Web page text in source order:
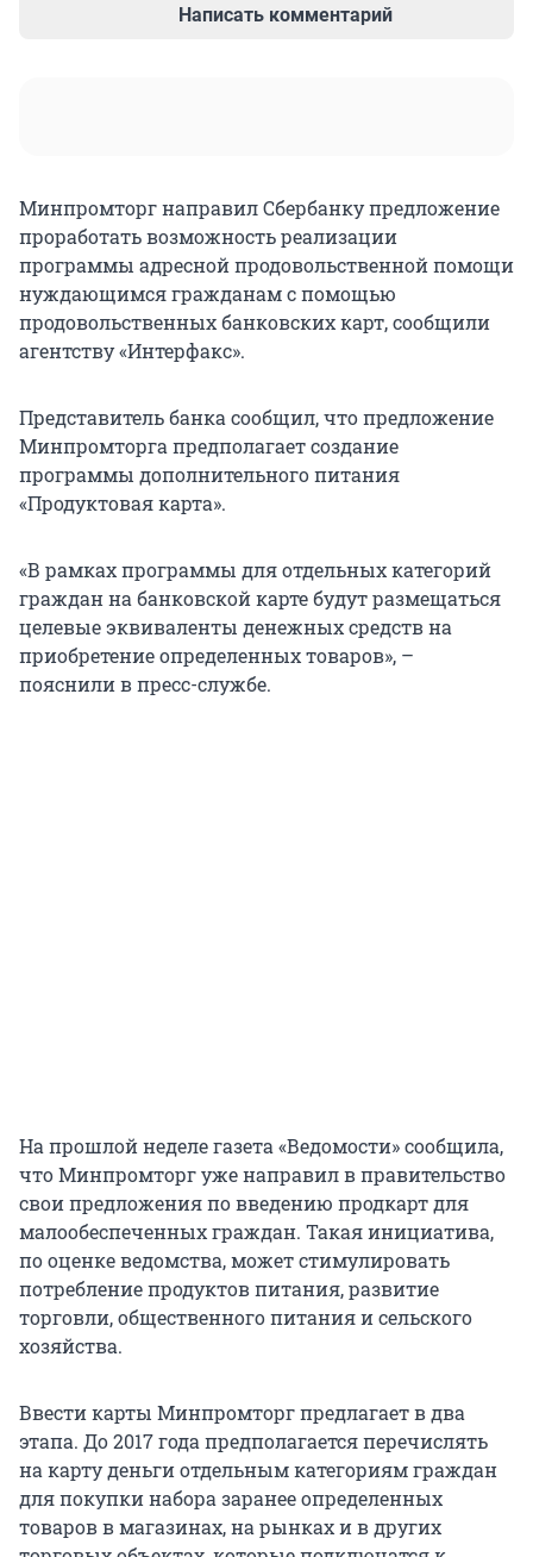
Написать комментарий
Минпромторг направил Сбербанку предложение
проработать возможность реализации
программы адресной продовольственной помощи
нуждающимся гражданам с помощью
продовольственных банковских карт, сообщили
агентству «Интерфакс».
Представитель банка сообщил, что предложение
Минпромторга предполагает создание
программы дополнительного питания
«Продуктовая карта».
«В рамках программы для отдельных категорий
граждан на банковской карте будут размещаться
целевые эквиваленты денежных средств на
приобретение определенных товаров», –
пояснили в пресс-службе.
На прошлой неделе газета «Ведомости» сообщила,
что Минпромторг уже направил в правительство
свои предложения по введению продкарт для
малообеспеченных граждан. Такая инициатива,
по оценке ведомства, может стимулировать
потребление продуктов питания, развитие
торговли, общественного питания и сельского
хозяйства.
Ввести карты Минпромторг предлагает в два
этапа. До 2017 года предполагается перечислять
на карту деньги отдельным категориям граждан
для покупки набора заранее определенных
товаров в магазинах, на рынках и в других